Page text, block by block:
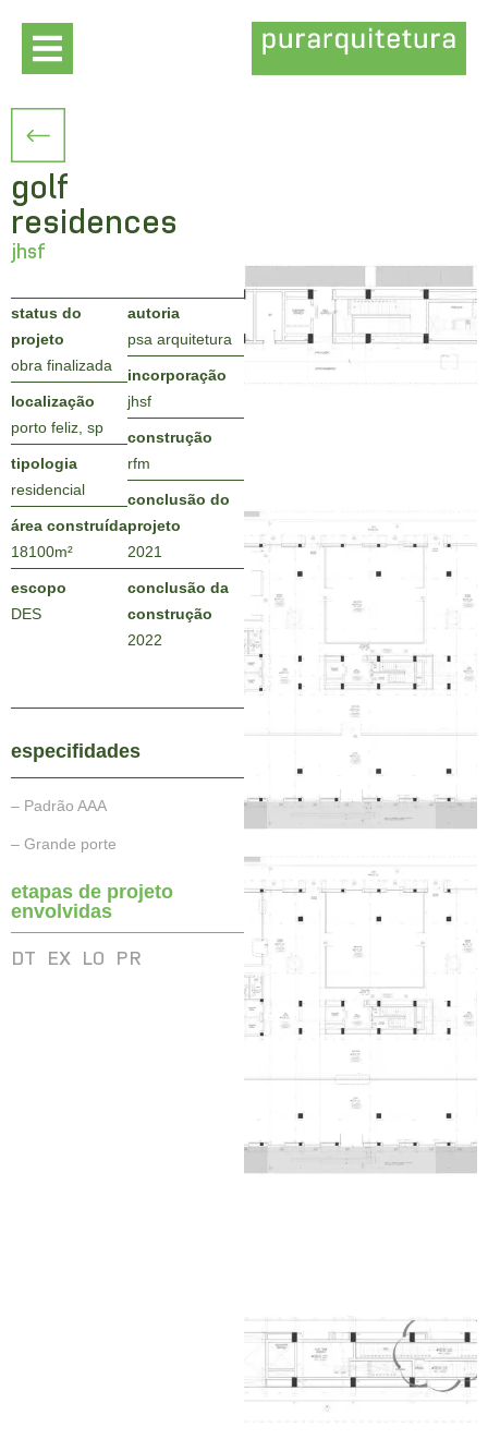
golf
residences
jhsf
status do
projeto
obra finalizada
localização
porto feliz, sp
tipologia
residencial
área construída
18100m²
escopo
DES
autoria
psa arquitetura
incorporação
jhsf
construção
rfm
conclusão do
projeto
2021
conclusão da
construção
2022
especifidades
– Padrão AAA
– Grande porte
etapas de projeto
envolvidas
DT EX LO PR